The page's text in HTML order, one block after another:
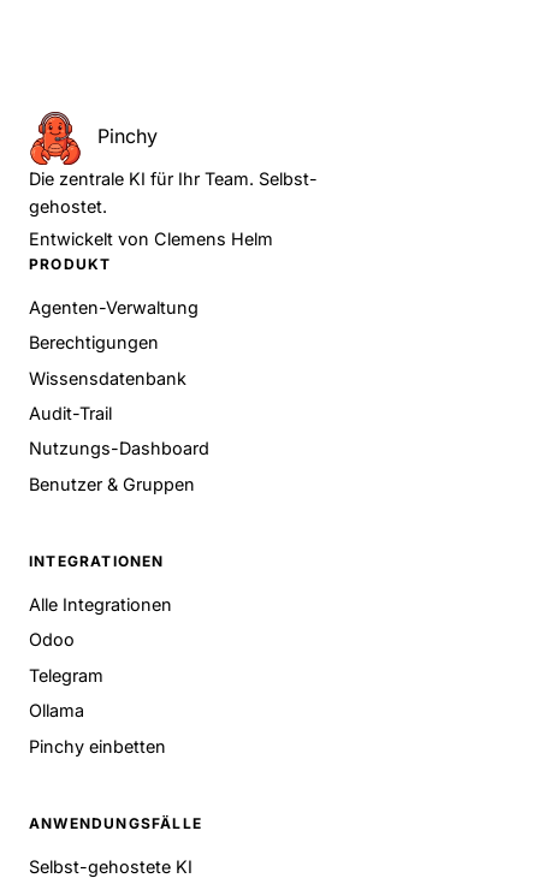
Pinchy
Die zentrale KI für Ihr Team. Selbst-
gehostet.
Entwickelt von Clemens Helm
PRODUKT
Agenten-Verwaltung
Berechtigungen
Wissensdatenbank
Audit-Trail
Nutzungs-Dashboard
Benutzer & Gruppen
INTEGRATIONEN
Alle Integrationen
Odoo
Telegram
Ollama
Pinchy einbetten
ANWENDUNGSFÄLLE
Selbst-gehostete KI